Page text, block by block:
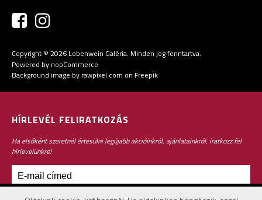
Copyright © 2026 Lobenwein Galéria. Minden jog fenntartva.
Powered by nopCommerce
Background image by rawpixel.com on Freepik
HÍRLEVÉL FELIRATKOZÁS
Ha elsőként szeretnél értesülni legújabb akcióinkról, ajánlatainkról, iratkozz fel
hírlevelünkre!